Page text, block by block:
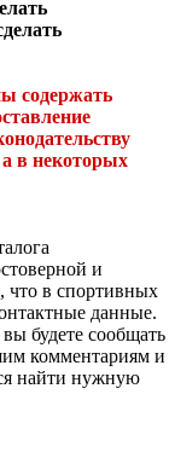
содержать
в некоторых
и
что в спортивных
данные.
будете сообщать
комментариям и
найти нужную